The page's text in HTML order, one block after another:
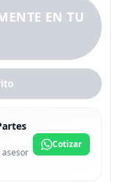
EN TU
asesor
Cotizar